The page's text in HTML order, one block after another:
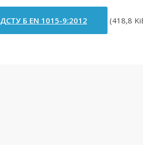
ДСТУ Б ЕN 1015-9:2012 (418,8